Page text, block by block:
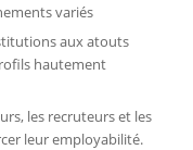
variés
aux atouts
hautement
les recruteurs et les
leur employabilité.